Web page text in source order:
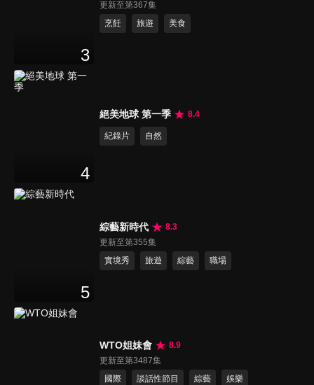
3
更新至第367集
烹飪
旅遊 美食
4
絕美地球 第一季 8.4
紀錄片 自然
5
綜藝新時代
8.3
更新至第355集
實境秀
旅遊 綜藝 職場
WTO姐妹會
8.9
更新至第3487集
國際
談話性節目 綜藝 娛樂